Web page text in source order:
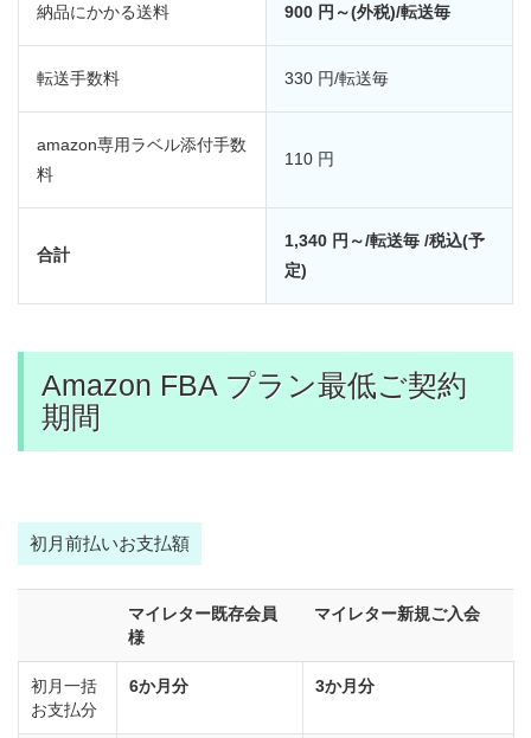
納品にかかる送料 900 円～(外税)/転送毎
転送手数料 330 円/転送毎
amazon専用ラベル添付手数
料
110 円
合計
1,340 円～/転送毎 /税込(予
定)
Amazon FBA プラン最低ご契約
期間
初月前払いお支払額
マイレター既存会員
様
マイレター新規ご入会
初月一括
お支払分
6か月分 3か月分